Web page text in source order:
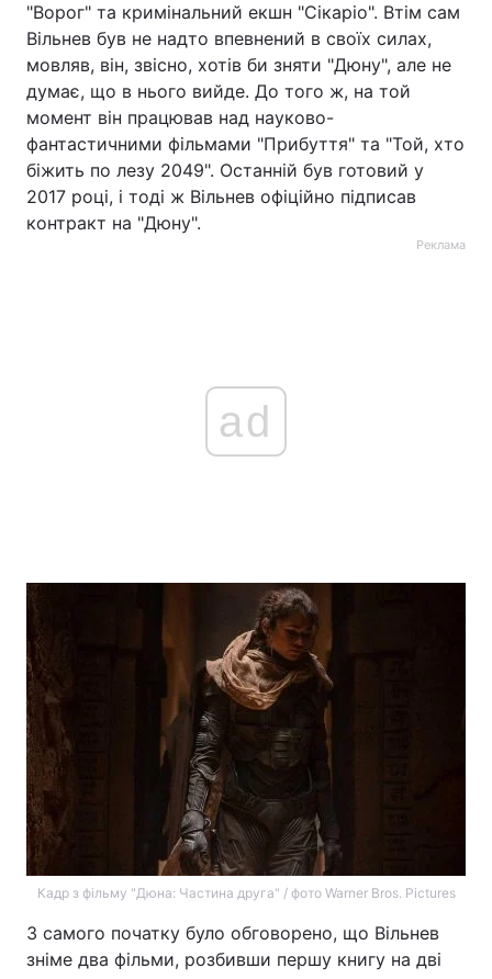
"Ворог" та кримінальний екшн "Сікаріо". Втім сам
Вільнев був не надто впевнений в своїх силах,
мовляв, він, звісно, хотів би зняти "Дюну", але не
думає, що в нього вийде. До того ж, на той
момент він працював над науково-
фантастичними фільмами "Прибуття" та "Той, хто
біжить по лезу 2049". Останній був готовий у
2017 році, і тоді ж Вільнев офіційно підписав
контракт на "Дюну".
Реклама
ad
Кадр з фільму "Дюна: Частина друга" / фото Warner Bros. Pictures
З самого початку було обговорено, що Вільнев
зніме два фільми, розбивши першу книгу на дві